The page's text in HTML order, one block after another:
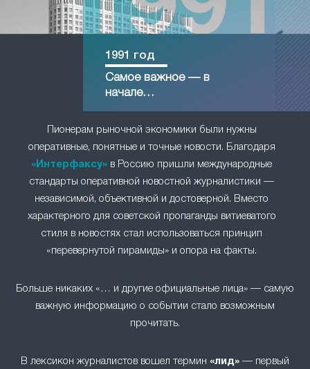
Пионерам рыночной экономики были нужны
оперативные, понятные и точные новости. Благодаря
«Интерфаксу» в Россию пришли международные
стандарты оперативной новостной журналистики —
независимой, объективной и достоверной. Вместо
характерного для советской пропаганды витиеватого
стиля в новостях стал использоваться принцип
«перевернутой пирамиды» и опора на факты.
1991 год
Самое важное — в
начале…
Больше никаких «… и другие официальные лица» — самую
важную информацию о событии стало возможным
прочитать.
В лексикон журналистов вошел термин «лид» — первый